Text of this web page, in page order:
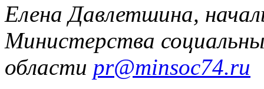
Елена Давлетшина,
Министерства
области pr@minsoc74.ru